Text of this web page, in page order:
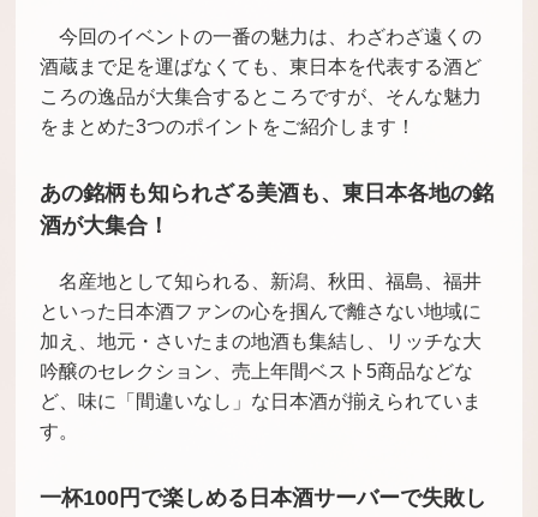
今回のイベントの一番の魅力は、わざわざ遠くの
酒蔵まで足を運ばなくても、東日本を代表する酒ど
ころの逸品が大集合するところですが、そんな魅力
をまとめた3つのポイントをご紹介します！
あの銘柄も知られざる美酒も、東日本各地の銘
酒が大集合！
名産地として知られる、新潟、秋田、福島、福井
といった日本酒ファンの心を掴んで離さない地域に
加え、地元・さいたまの地酒も集結し、リッチな大
吟醸のセレクション、売上年間ベスト5商品などな
ど、味に「間違いなし」な日本酒が揃えられていま
す。
一杯100円で楽しめる日本酒サーバーで失敗し